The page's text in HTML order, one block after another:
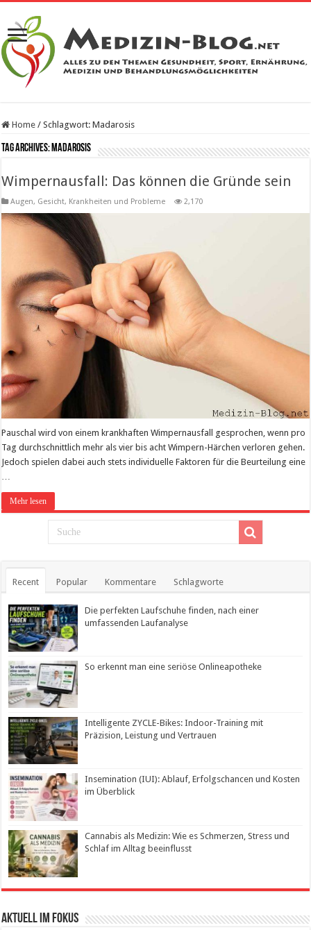
Home / Schlagwort:Madarosis
Tag Archives:Madarosis
Wimpernausfall: Das können die Gründe sein
Augen, Gesicht, Krankheiten und Probleme 2,170
Pauschal wird von einem krankhaften Wimpernausfall gesprochen, wenn pro
Tag durchschnittlich mehr als vier bis acht Wimpern-Härchen verloren gehen.
Jedoch spielen dabei auch stets individuelle Faktoren für die Beurteilung eine
Mehr lesen
Recent Popular Kommentare Schlagworte
Die perfekten Laufschuhe finden, nach einer
umfassenden Laufanalyse
So erkennt man eine seriöse Onlineapotheke
Intelligente ZYCLE-Bikes: Indoor-Training mit
Präzision, Leistung und Vertrauen
Insemination (IUI): Ablauf, Erfolgschancen und Kosten
im Überblick
Cannabis als Medizin: Wie es Schmerzen, Stress und
Schlaf im Alltag beeinflusst
Aktuell im Fokus